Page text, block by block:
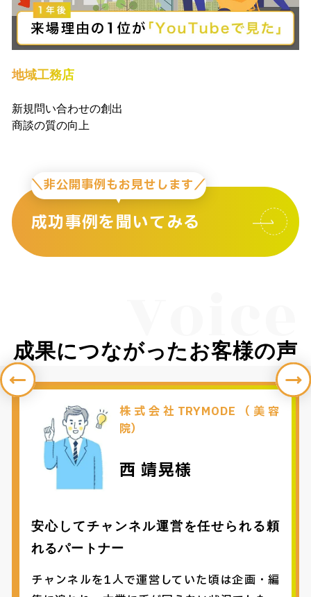
地域工務店
新規問い合わせの創出
商談の質の向上
＼非公開事例もお見せします／
成功事例を聞いてみる
Voice
成果につながったお客様の声
株式会社TRYMODE（美容
院）
西 靖晃様
安心してチャンネル運営を任せられる頼
れるパートナー
チャンネルを1人で運営していた頃は企画・編